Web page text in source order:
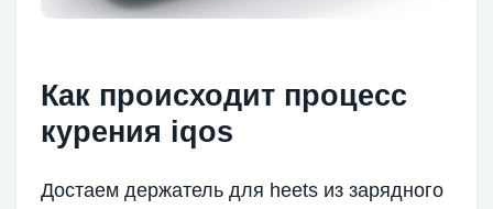
Как происходит процесс
курения iqos
Достаем держатель для heets из зарядного